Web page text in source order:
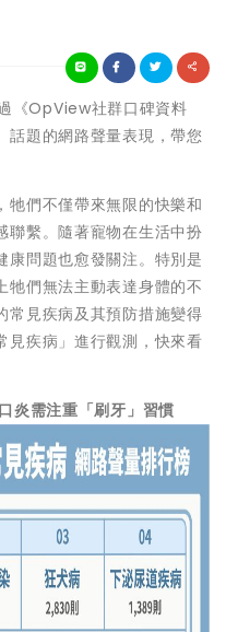
《OpView社群口碑資料
話題的網路聲量表現，帶您
牠們不僅帶來無限的快樂和
聯繫。隨著寵物在生活中扮
康問題也愈發關注。特別是
牠們無法主動表達身體的不
常見疾病及其預防措施變得
見疾病」進行觀測，快來看
炎需注重「刷牙」習慣